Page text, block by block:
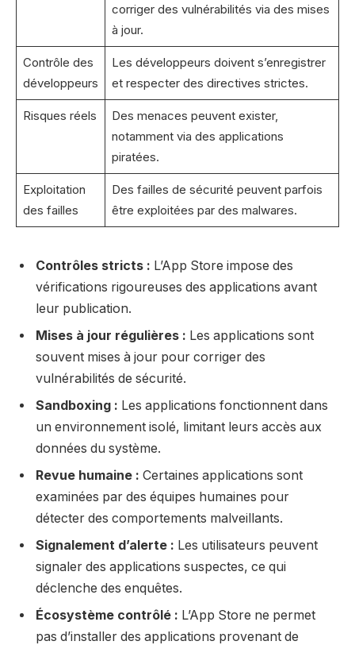
corriger des vulnérabilités via des mises
à jour.
Contrôle des
développeurs
Les développeurs doivent s’enregistrer
et respecter des directives strictes.
Risques réels
Des menaces peuvent exister,
notamment via des applications
piratées.
Exploitation
des failles
Des failles de sécurité peuvent parfois
être exploitées par des malwares.
Contrôles stricts : L’App Store impose des
vérifications rigoureuses des applications avant
leur publication.
Mises à jour régulières : Les applications sont
souvent mises à jour pour corriger des
vulnérabilités de sécurité.
Sandboxing : Les applications fonctionnent dans
un environnement isolé, limitant leurs accès aux
données du système.
Revue humaine : Certaines applications sont
examinées par des équipes humaines pour
détecter des comportements malveillants.
Signalement d’alerte : Les utilisateurs peuvent
signaler des applications suspectes, ce qui
déclenche des enquêtes.
Écosystème contrôlé : L’App Store ne permet
pas d’installer des applications provenant de